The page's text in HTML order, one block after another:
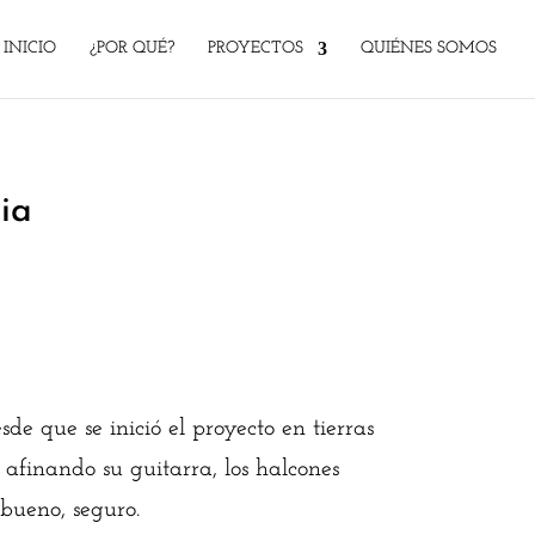
INICIO ¿POR QUÉ? PROYECTOS QUIÉNES SOMOS
que se inició el proyecto en tierras
su guitarra, los halcones
seguro.